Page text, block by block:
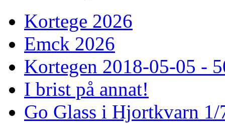
Kortege 2026
Emck 2026
Kortegen 2018-05-05 -
I brist på annat!
Go Glass i Hjortkvarn 1/